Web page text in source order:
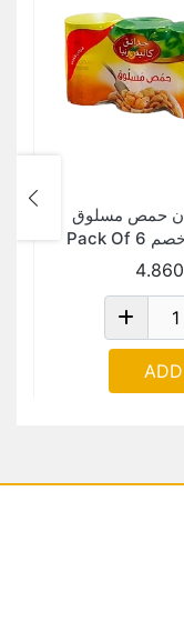
كالفورنيا جاردن حمص مسلوق
4.860
ADD